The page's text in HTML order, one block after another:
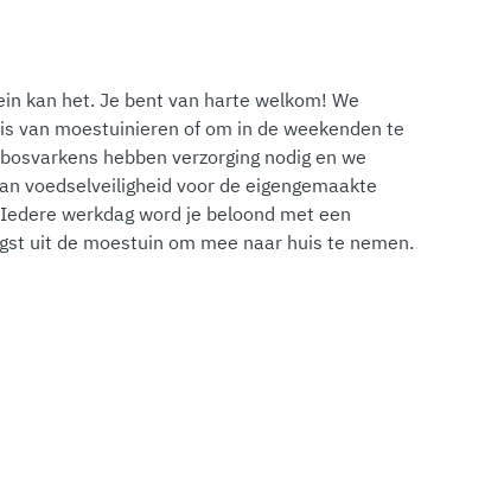
kan het. Je bent van harte welkom! We
van moestuinieren of om in de weekenden te
hebben verzorging nodig en we
voedselveiligheid voor de eigengemaakte
werkdag word je beloond met een
uit de moestuin om mee naar huis te nemen.